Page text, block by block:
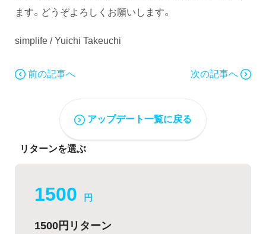
ます。どうぞよろしくお願いします。
simplife / Yuichi Takeuchi
前の記事へ 次の記事へ
アップデート一覧に戻る
リターンを選ぶ
1500 円
1500円リターン